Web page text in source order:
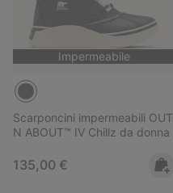
Impermeabile
Scarponcini impermeabili OUT
N ABOUT™ IV Chillz da donna
Regular price:
135,00 €